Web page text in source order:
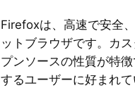
Firefoxは、高速で安全
ットブラウザです。カ
プンソースの性質が特
するユーザーに好まれて